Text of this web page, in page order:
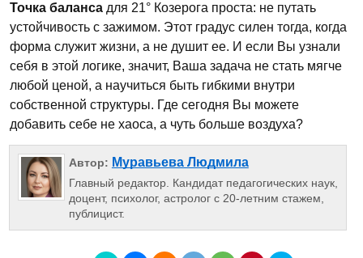
Точка баланса для 21° Козерога проста: не путать
устойчивость с зажимом. Этот градус силен тогда, когда
форма служит жизни, а не душит ее. И если Вы узнали
себя в этой логике, значит, Ваша задача не стать мягче
любой ценой, а научиться быть гибкими внутри
собственной структуры. Где сегодня Вы можете
добавить себе не хаоса, а чуть больше воздуха?
Автор: Муравьева Людмила
Главный редактор. Кандидат педагогических наук,
доцент, психолог, астролог с 20-летним стажем,
публицист.